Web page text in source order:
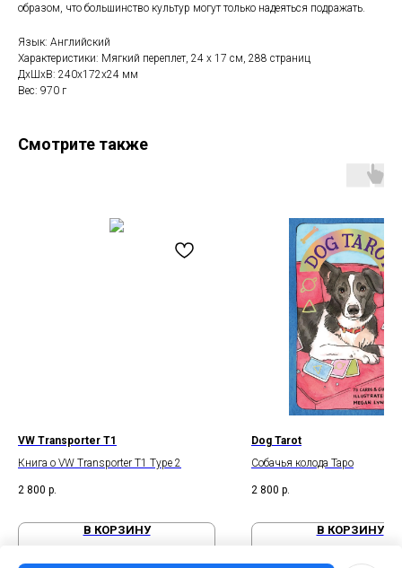
образом, что большинство культур могут только надеяться подражать.
Язык: Английский
Характеристики: Мягкий переплет, 24 х 17 см, 288 страниц
ДxШxВ: 240x172x24 мм
Вес: 970 г
Смотрите также
VW Transporter T1
Книга о VW Transporter T1 Type 2
2 800 р.
В КОРЗИНУ
Dog Tarot
Собачья колода Таро
2 800 р.
В КОРЗИНУ